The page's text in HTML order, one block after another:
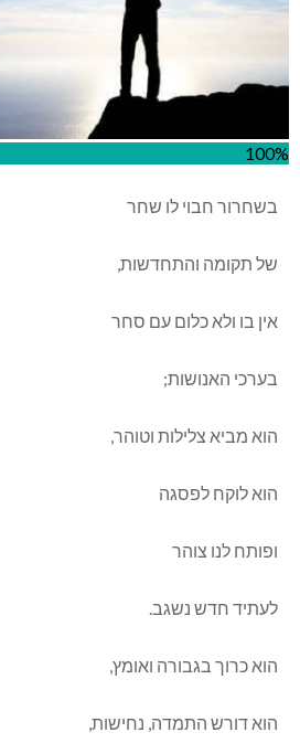
100%
בשחרור חבוי לו שחר
של תקומה והתחדשות,
אין בו ולא כלום עם סחר
בערכי האנושות;
הוא מביא צלילות וטוהר,
הוא לוקח לפסגה
ופותח לנו צוהר
לעתיד חדש נשגב.
הוא כרוך בגבורה ואומץ,
הוא דורש התמדה, נחישות,